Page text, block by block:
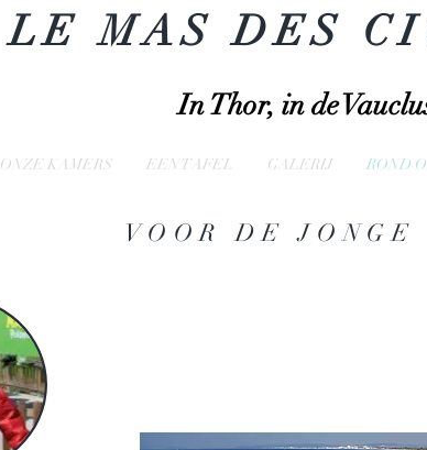
LE MAS DES
In Thor, in de
ONZE KAMERS EEN TAFEL GALERIJ ROND
VOOR DE JONGE